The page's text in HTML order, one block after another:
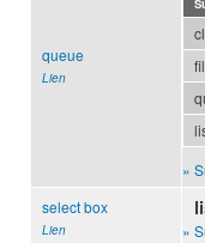
queue
Lien
»
select box
Lien
»